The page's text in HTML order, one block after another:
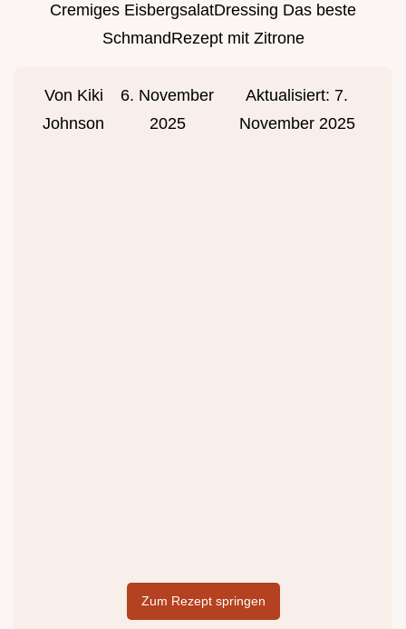
Cremiges EisbergsalatDressing Das beste
SchmandRezept mit Zitrone
Von Kiki
Johnson
6. November
2025
Aktualisiert: 7.
November 2025
Zum Rezept springen